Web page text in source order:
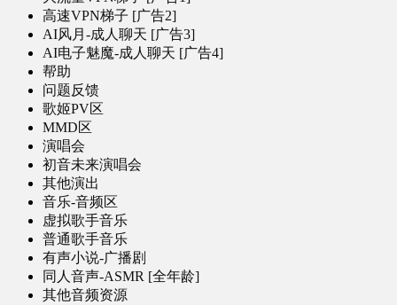
高速VPN梯子 [广告2]
AI风月-成人聊天 [广告3]
AI电子魅魔-成人聊天 [广告4]
帮助
问题反馈
歌姬PV区
MMD区
演唱会
初音未来演唱会
其他演出
音乐-音频区
虚拟歌手音乐
普通歌手音乐
有声小说-广播剧
同人音声-ASMR [全年龄]
其他音频资源